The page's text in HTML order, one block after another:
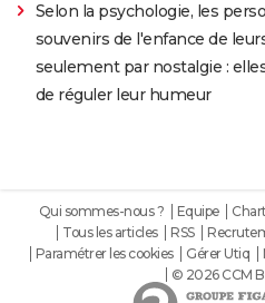
Selon la psychologie, les
souvenirs de l'enfance de
seulement par nostalgie :
de réguler leur humeur
Qui sommes-nous ? Equipe
Tous les articles
RSS
Paramétrer les cookies
Gérer Utiq
© 2026 CCM